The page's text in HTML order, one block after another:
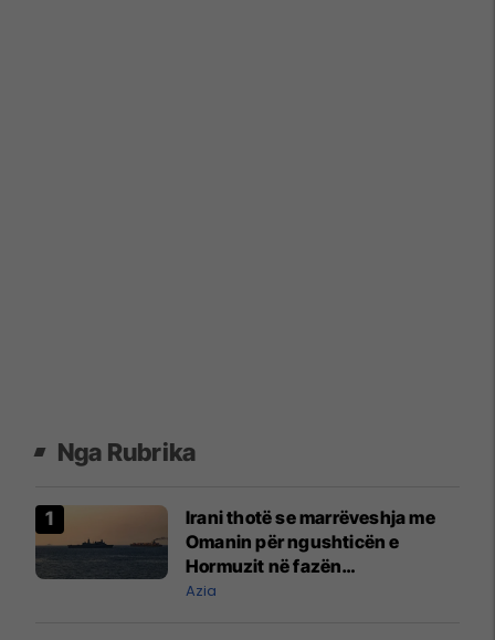
Nga Rubrika
Irani thotë se marrëveshja me
Omanin për ngushticën e
Hormuzit në fazën
përfundimtare
Azia